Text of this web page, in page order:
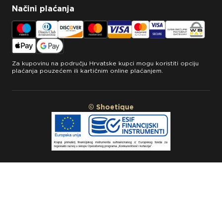
Načini plaćanja
Za kupovinu na području Hrvatske kupci mogu koristiti opciju
plaćanja pouzećem ili kartičnim online plaćanjem.
© Shoetique